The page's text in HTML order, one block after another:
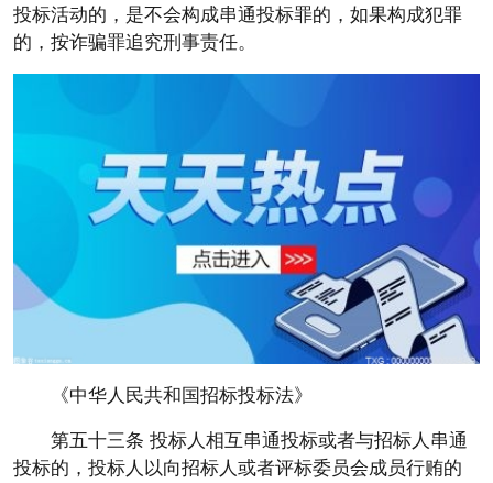
投标活动的，是不会构成串通投标罪的，如果构成犯罪
的，按诈骗罪追究刑事责任。
《中华人民共和国招标投标法》
第五十三条 投标人相互串通投标或者与招标人串通
投标的，投标人以向招标人或者评标委员会成员行贿的